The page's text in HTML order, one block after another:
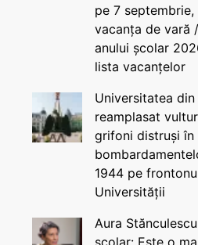
pe 7 septembrie,
vacanța de vară
anului școlar
lista vacanțelor
Universitatea
reamplasat
grifoni distruși în
1944 pe
Universității
Aura
școlar: Este o